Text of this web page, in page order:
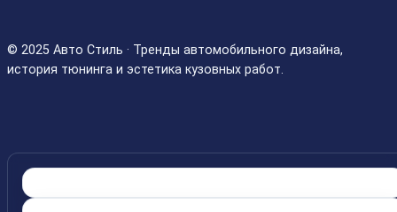
© 2025 Авто Стиль · Тренды автомобильного дизайна,
история тюнинга и эстетика кузовных работ.